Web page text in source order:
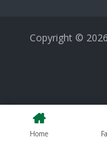
Copyright © 2026
Home